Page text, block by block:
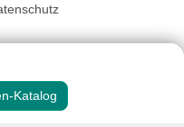
Katalog